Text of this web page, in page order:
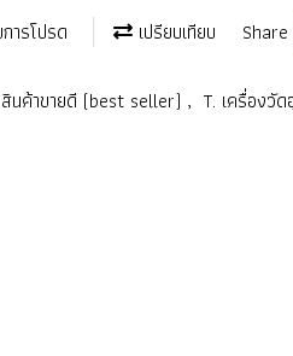
ารโปรด เปรียบเทียบ Share
สินค้าขายดี (best seller) , T. เครื่องวั